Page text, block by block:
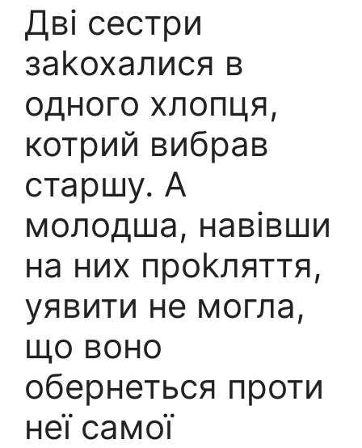
Дві сестри
заkохалися в
одного хлопця,
котрий вибрав
старшу. А
молодша, навівши
на них проkляття,
уявити не могла,
що воно
обернеться проти
неї самої